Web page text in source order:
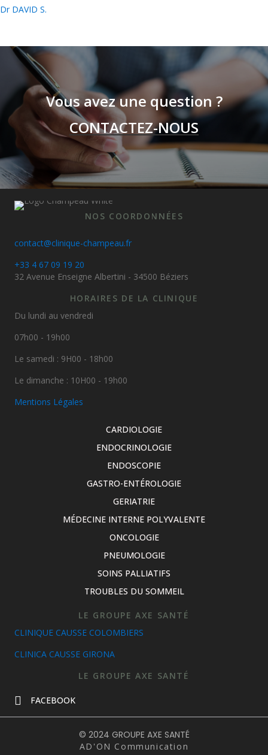
Dr DAVID S.
Vous avez une question ?
CONTACTEZ-NOUS
NOS COORDONNÉES
contact@clinique-champeau.fr
+33 4 67 09 19 20
32 Avenue Enseigne Albertini - 34500 Béziers
HORAIRES DE LA CLINIQUE
Du lundi au vendredi
07h00 - 19h00
Le samedi : 9H00 - 18h00
Le dimanche : 10H00 - 19h00
Mentions Légales
CARDIOLOGIE
ENDOCRINOLOGIE
ENDOSCOPIE
GASTRO-ENTÉROLOGIE
GERIATRIE
MÉDECINE INTERNE POLYVALENTE
ONCOLOGIE
PNEUMOLOGIE
SOINS PALLIATIFS
TROUBLES DU SOMMEIL
LE GROUPE AXE SANTÉ
CLINIQUE CAUSSE COLOMBIERS
CLINICA CAUSSE GIRONA
LE GROUPE AXE SANTÉ
FACEBOOK
© 2024 GROUPE AXE SANTÉ
AD'ON Communication